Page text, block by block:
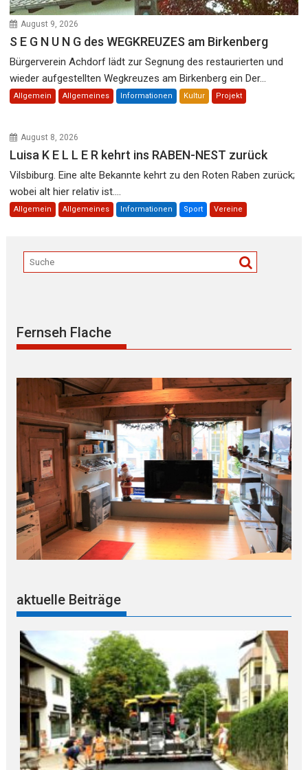
August 9, 2026
S E G N U N G des WEGKREUZES am Birkenberg
Bürgerverein Achdorf lädt zur Segnung des restaurierten und
wieder aufgestellten Wegkreuzes am Birkenberg ein Der...
Allgemein Allgemeines Informationen Kultur Projekt
August 8, 2026
Luisa K E L L E R kehrt ins RABEN-NEST zurück
Vilsbiburg. Eine alte Bekannte kehrt zu den Roten Raben zurück;
wobei alt hier relativ ist....
Allgemein Allgemeines Informationen Sport Vereine
Fernseh Flache
aktuelle Beiträge